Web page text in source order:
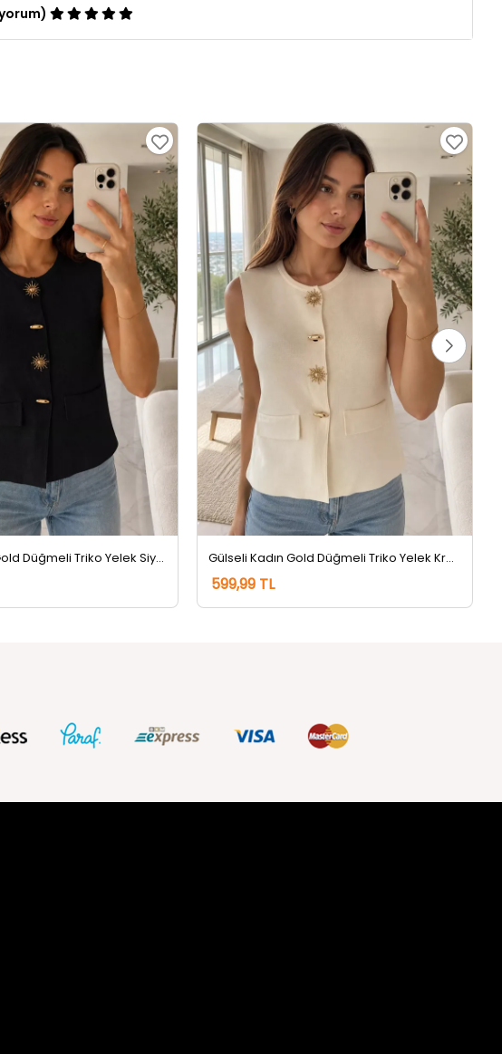
Gülseli Kadın Gold Düğmeli Triko Yelek Krem
599,99 TL